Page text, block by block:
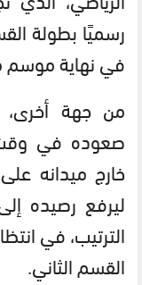
رسميًا بطولة
في نهاية
من جهة
صعوده في وقت
خارج ميدانه
الترتيب، في
القسم الثاني.